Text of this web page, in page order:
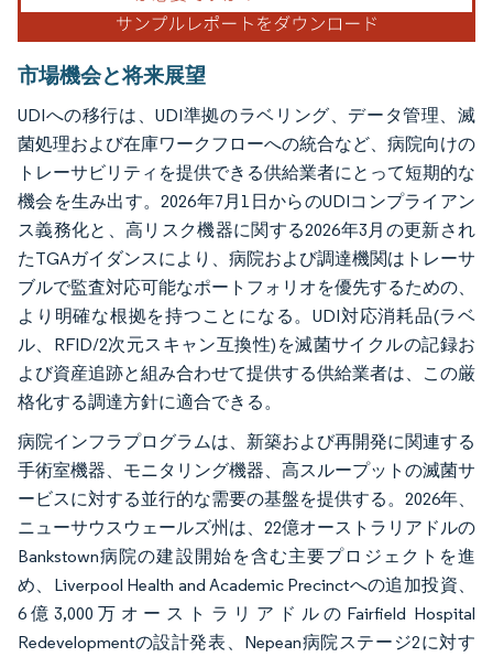
市場機会と将来展望
UDIへの移行は、UDI準拠のラベリング、データ管理、滅
菌処理および在庫ワークフローへの統合など、病院向けの
トレーサビリティを提供できる供給業者にとって短期的な
機会を生み出す。2026年7月1日からのUDIコンプライアン
ス義務化と、高リスク機器に関する2026年3月の更新され
たTGAガイダンスにより、病院および調達機関はトレーサ
ブルで監査対応可能なポートフォリオを優先するための、
より明確な根拠を持つことになる。UDI対応消耗品(ラベ
ル、RFID/2次元スキャン互換性)を滅菌サイクルの記録お
よび資産追跡と組み合わせて提供する供給業者は、この厳
格化する調達方針に適合できる。
病院インフラプログラムは、新築および再開発に関連する
手術室機器、モニタリング機器、高スループットの滅菌サ
ービスに対する並行的な需要の基盤を提供する。2026年、
ニューサウスウェールズ州は、22億オーストラリアドルの
Bankstown病院の建設開始を含む主要プロジェクトを進
め、Liverpool Health and Academic Precinctへの追加投資、
6億3,000万オーストラリアドルのFairfield Hospital
Redevelopmentの設計発表、Nepean病院ステージ2に対す